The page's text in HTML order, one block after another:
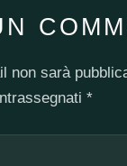
non sarà
*